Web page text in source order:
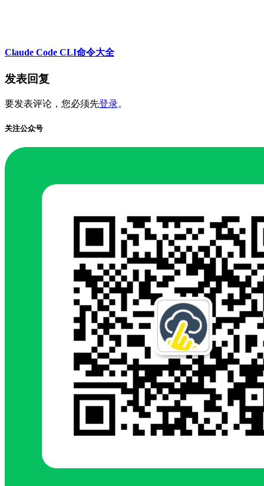
Claude Code CLI命令大全
发表回复
要发表评论，您必须先登录。
关注公众号